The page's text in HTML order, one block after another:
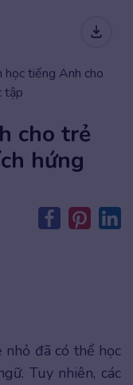
học tiếng Anh cho
tập
cho trẻ
hứng
đã có thể học
Tuy nhiên, các